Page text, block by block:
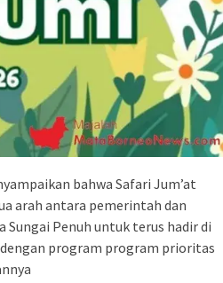
bahwa Safari Jum’at
arah antara pemerintah dan
Penuh untuk terus hadir di
program program prioritas